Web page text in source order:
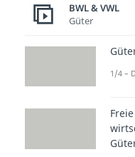
Es ist
Der
BWL & VWL
Güter
1/4 –